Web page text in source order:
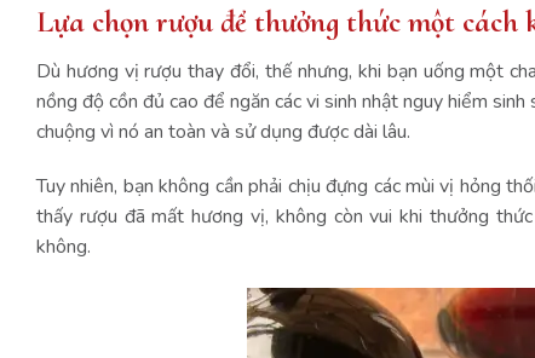
Lựa chọn rượu để thưởng thức một cách
Dù hương vị rượu thay đổi, thế nhưng, khi bạn uống một
nồng độ cồn đủ cao để ngăn các vi sinh nhật nguy hiểm
chuộng vì nó an toàn và sử dụng được dài lâu.
Tuy nhiên, bạn không cần phải chịu đựng các mùi vị hỏng
thấy rượu đã mất hương vị, không còn vui khi thưởng
không.